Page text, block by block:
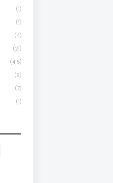
(1)
(1)
(4)
(21)
(415)
(9)
(7)
(1)